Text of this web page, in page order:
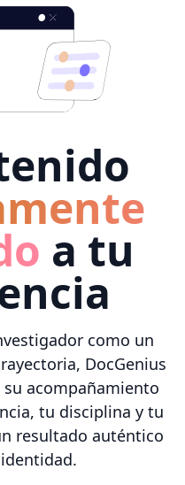
a tu
como un
DocGenius
acompañamiento
tu disciplina y tu
resultado auténtico